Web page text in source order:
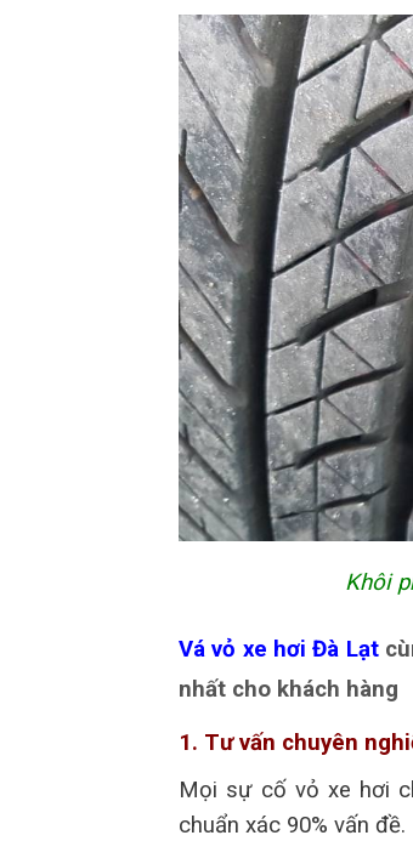
Khôi
Vá vỏ xe hơi Đà Lạt
nhất cho khách hàng
1. Tư vấn chuyên
Mọi sự cố vỏ xe hơi
chuẩn xác 90% vấn đề.